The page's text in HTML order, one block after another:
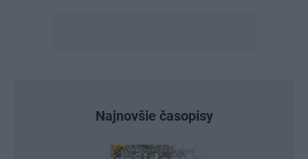
Najnovšie časopisy